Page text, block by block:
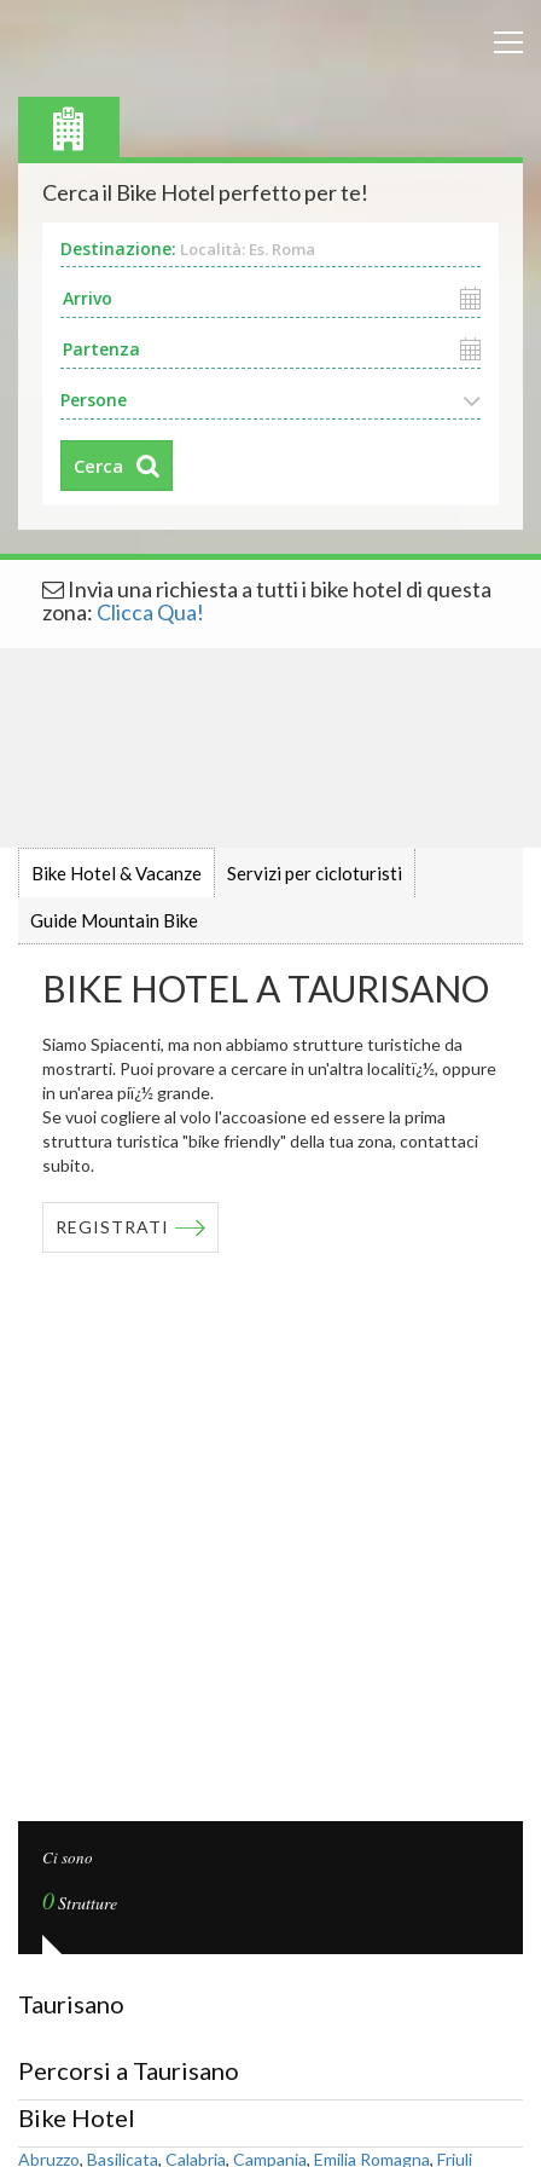
Cerca il Bike Hotel perfetto per te!
Destinazione: Località: Es. Roma
Persone
Cerca
Invia una richiesta a tutti i bike hotel di questa
zona: Clicca Qua!
Bike Hotel & Vacanze Servizi per cicloturisti
Guide Mountain Bike
BIKE HOTEL A TAURISANO
Siamo Spiacenti, ma non abbiamo strutture turistiche da
mostrarti. Puoi provare a cercare in un'altra localitï¿½, oppure
in un'area piï¿½ grande.
Se vuoi cogliere al volo l'accoasione ed essere la prima
struttura turistica "bike friendly" della tua zona, contattaci
subito.
REGISTRATI
Ci sono
0Strutture
Taurisano
Percorsi a Taurisano
Bike Hotel
Abruzzo, Basilicata, Calabria, Campania, Emilia Romagna, Friuli